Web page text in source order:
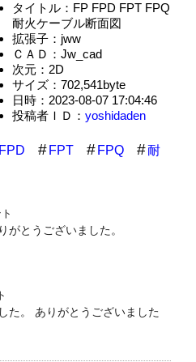
タイトル：FP FPD FPT FPQ
耐火ケーブル断面図
拡張子：jww
ＣＡＤ：Jw_cad
次元：2D
サイズ：702,541byte
日時：2023-08-07 17:04:46
投稿者ＩＤ： yoshidaden
FPD FPT FPQ
耐
がとうございました。
た。 ありがとうございました